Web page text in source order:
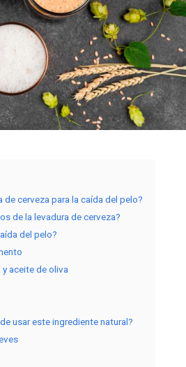
de cerveza para la caída del pelo?
de la levadura de cerveza?
del pelo?
aceite de oliva
usar este ingrediente natural?